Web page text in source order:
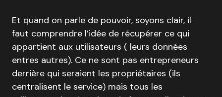
Et quand on parle de pouvoir, soyons clair, il
faut comprendre l’idée de récupérer ce qui
appartient aux utilisateurs ( leurs données
entres autres). Ce ne sont pas entrepreneurs
derrière qui seraient les propriétaires (ils
centralisent le service) mais tous les